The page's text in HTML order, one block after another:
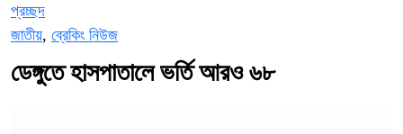
প্রচ্ছদ
জাতীয়, ব্রেকিং নিউজ
ডেঙ্গুতে হাসপাতালে ভর্তি আরও ৬৮